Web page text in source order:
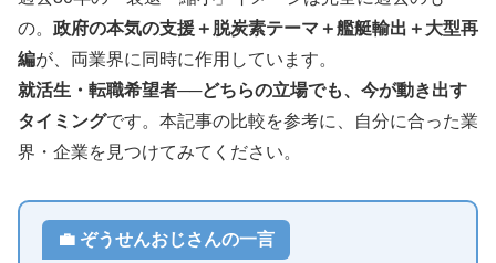
の。 政府の本気の支援＋脱炭素テーマ＋艦艇輸出＋大型再
編が、両業界に同時に作用しています。
就活生・転職希望者──どちらの立場でも、今が動き出す
タイミングです。本記事の比較を参考に、自分に合った業
界・企業を見つけてみてください。
💼 ぞうせんおじさんの一言